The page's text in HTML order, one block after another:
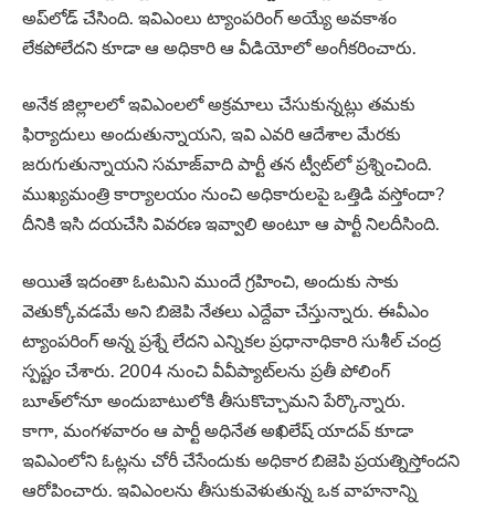
అప్‌లోడ్ చేసింది. ఇవిఎంలు ట్యాంపరింగ్ అయ్యే అవకాశం
లేకపోలేదని కూడా ఆ అధికారి ఆ వీడియోలో అంగీకరించారు.
అనేక జిల్లాలలో ఇవిఎంలలో అక్రమాలు చేసుకున్నట్లు తమకు
ఫిర్యాదులు అందుతున్నాయని, ఇవి ఎవరి ఆదేశాల మేరకు
జరుగుతున్నాయని సమాజ్‌వాది పార్టీ తన ట్వీట్‌లో ప్రశ్నించింది.
ముఖ్యమంత్రి కార్యాలయం నుంచి అధికారులపై ఒత్తిడి వస్తోందా?
దీనికి ఇసి దయచేసి వివరణ ఇవ్వాలి అంటూ ఆ పార్టీ నిలదీసింది.
అయితే ఇదంతా ఓటమిని ముందే గ్రహించి, అందుకు సాకు
వెతుక్కోవడమే అని బిజెపి నేతలు ఎద్దేవా చేస్తున్నారు. ఈవీఎం
ట్యాంపరింగ్‌ అన్న ప్రశ్నే లేదని ఎన్నికల ప్రధానాధికారి సుశీల్‌ చంద్ర
స్పష్టం చేశారు. 2004 నుంచి వీవీప్యాట్‌లను ప్రతీ పోలింగ్‌
బూత్‌లోనూ అందుబాటులోకి తీసుకొచ్చామని పేర్కొన్నారు.
కాగా, మంగళవారం ఆ పార్టీ అధినేత అఖిలేష్ యాదవ్ కూడా
ఇవిఎంలోని ఓట్లను చోరీ చేసేందుకు అధికార బిజెపి ప్రయత్నిస్తోందని
ఆరోపించారు. ఇవిఎంలను తీసుకువెళుతున్న ఒక వాహనాన్ని